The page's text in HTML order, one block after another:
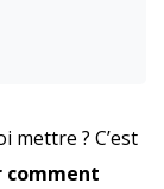
mettre ? C’est
comment